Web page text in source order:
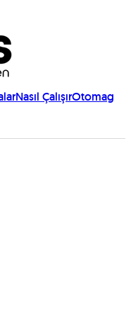
Nasıl ÇalışırOtomag